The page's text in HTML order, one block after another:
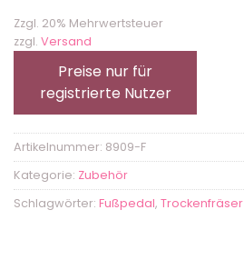
Zzgl. 20% Mehrwertsteuer
zzgl. Versand
Preise nur für
registrierte Nutzer
Artikelnummer: 8909-F
Kategorie: Zubehör
Schlagwörter: Fußpedal, Trockenfräser